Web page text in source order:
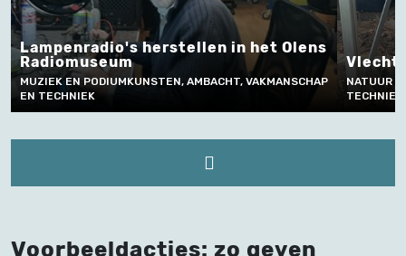
Lampenradio's herstellen in het Olens
Radiomuseum
MUZIEK EN PODIUMKUNSTEN, AMBACHT, VAKMANSCHAP
EN TECHNIEK
NATUUR
TECHNIEK
Voorbeeldacties: zo geven